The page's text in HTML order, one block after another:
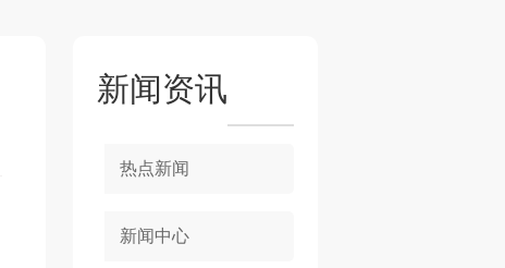
新闻资讯
热点新闻
新闻中心